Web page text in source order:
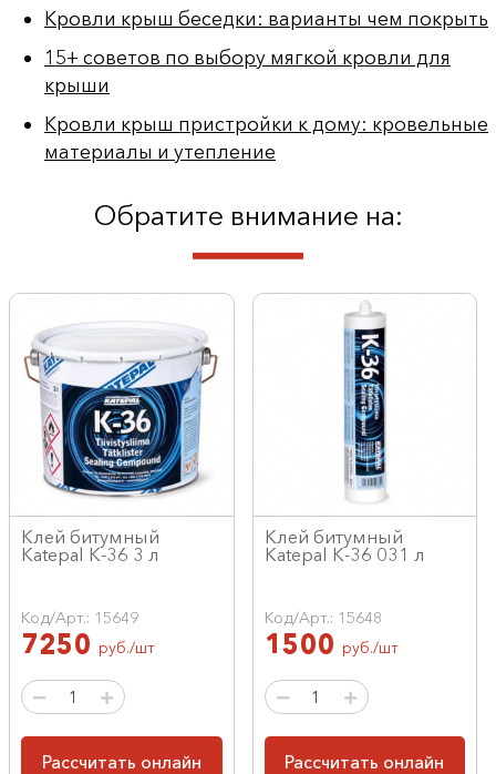
Кровли крыш беседки: варианты чем покрыть
15+ советов по выбору мягкой кровли для
крыши
Кровли крыш пристройки к дому: кровельные
материалы и утепление
Обратите внимание на:
Клей битумный
Katepal K-36 3 л
Код/Арт.: 15649
7250 руб./шт
Рассчитать онлайн
Клей битумный
Katepal K-36 031 л
Код/Арт.: 15648
1500 руб./шт
Рассчитать онлайн